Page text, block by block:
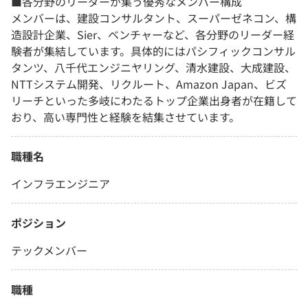
メンバーは、建設コンサルタント、スーパーゼネコン、構
造設計企業、Sier、ベンチャーなど、各分野のリーダー経
験者が集結しています。具体的にはパシフィックコンサル
タンツ、八千代エンジニヤリング、清水建設、大成建設、
NTTシステム開発、リクルート、Amazon Japan、ビズ
リーチといった多岐にわたるトップ企業出身者が在籍して
おり、高い専門性と経験を結集させています。
職種名
インフラエンジニア
ポジション
テックメンバー
職種